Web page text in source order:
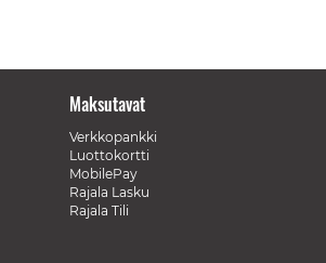
Maksutavat
Verkkopankki
Luottokortti
MobilePay
Rajala Lasku
Rajala Tili